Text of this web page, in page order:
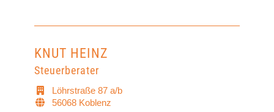
KNUT HEINZ
Steuerberater
Löhrstraße 87 a/b
56068 Koblenz